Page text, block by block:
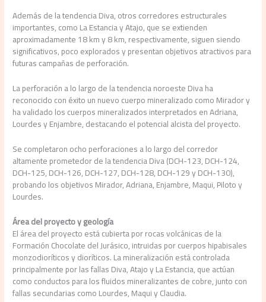
Además de la tendencia Diva, otros corredores estructurales
importantes, como La Estancia y Atajo, que se extienden
aproximadamente 18 km y 8 km, respectivamente, siguen siendo
significativos, poco explorados y presentan objetivos atractivos para
futuras campañas de perforación.
La perforación a lo largo de la tendencia noroeste Diva ha
reconocido con éxito un nuevo cuerpo mineralizado como Mirador y
ha validado los cuerpos mineralizados interpretados en Adriana,
Lourdes y Enjambre, destacando el potencial alcista del proyecto.
Se completaron ocho perforaciones a lo largo del corredor
altamente prometedor de la tendencia Diva (DCH-123, DCH-124,
DCH-125, DCH-126, DCH-127, DCH-128, DCH-129 y DCH-130),
probando los objetivos Mirador, Adriana, Enjambre, Maqui, Piloto y
Lourdes.
Área del proyecto y geología
El área del proyecto está cubierta por rocas volcánicas de la
Formación Chocolate del Jurásico, intruidas por cuerpos hipabisales
monzodioríticos y dioríticos. La mineralización está controlada
principalmente por las fallas Diva, Atajo y La Estancia, que actúan
como conductos para los fluidos mineralizantes de cobre, junto con
fallas secundarias como Lourdes, Maqui y Claudia.